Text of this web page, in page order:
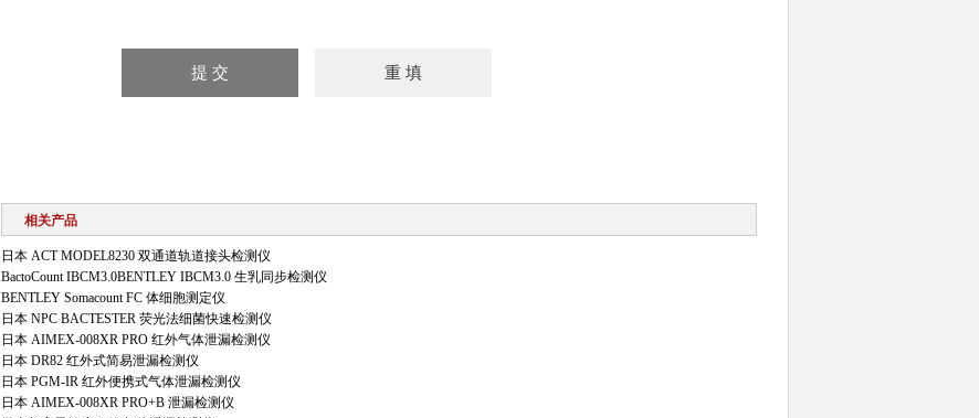
相关产品
日本 ACT MODEL8230 双通道轨道接头检测仪
BactoCount IBCM3.0BENTLEY IBCM3.0 生乳同步检测仪
BENTLEY Somacount FC 体细胞测定仪
日本 NPC BACTESTER 荧光法细菌快速检测仪
日本 AIMEX-008XR PRO 红外气体泄漏检测仪
日本 DR82 红外式简易泄漏检测仪
日本 PGM-IR 红外便携式气体泄漏检测仪
日本 AIMEX-008XR PRO+B 泄漏检测仪